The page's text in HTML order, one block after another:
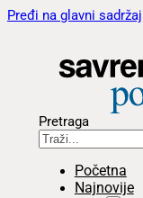
Pređi na glavni sadržaj
Pretraga
Početna
Najnovije